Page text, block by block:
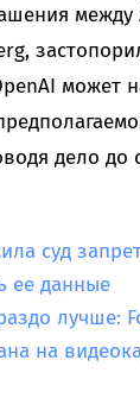
между
может
дело до
суд
ее данные
лучше:
на